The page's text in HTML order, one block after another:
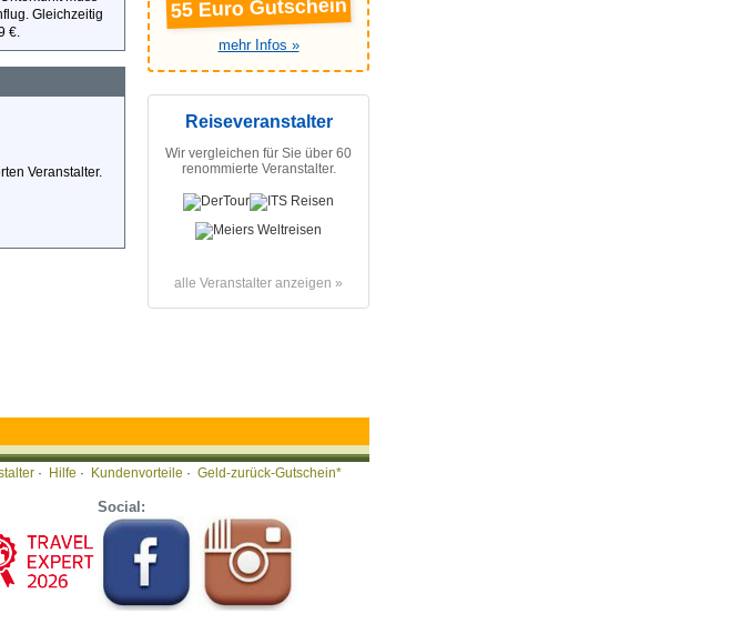
Gleichzeitig
€.
Veranstalter.
55 Euro Gutschein
mehr Infos »
Reiseveranstalter
Wir vergleichen für Sie über 60
renommierte Veranstalter.
alle Veranstalter anzeigen »
· Hilfe · Kundenvorteile · Geld-zurück-Gutschein*
Social: